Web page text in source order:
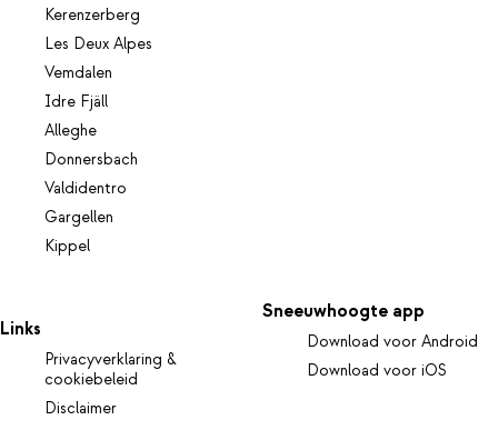
Kerenzerberg
Les Deux Alpes
Vemdalen
Idre Fjäll
Alleghe
Donnersbach
Valdidentro
Gargellen
Kippel
Links
Privacyverklaring &
cookiebeleid
Disclaimer
Sneeuwhoogte app
Download voor Android
Download voor iOS